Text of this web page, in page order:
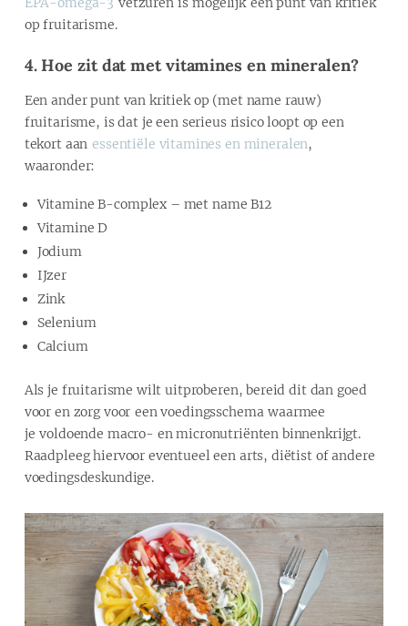
op fruitarisme.
4. Hoe zit dat met vitamines en mineralen?
Een ander punt van kritiek op (met name rauw)
fruitarisme, is dat je een serieus risico loopt op een
tekort aanessentiële vitamines en mineralen,
waaronder:
Vitamine B-complex – met name B12
Vitamine D
Jodium
IJzer
Zink
Selenium
Calcium
Als je fruitarisme wilt uitproberen, bereid dit dan goed
voor en zorg voor een voedingsschema waarmee
je voldoende macro- en micronutriënten binnenkrijgt.
Raadpleeg hiervoor eventueel een arts, diëtist of andere
voedingsdeskundige.